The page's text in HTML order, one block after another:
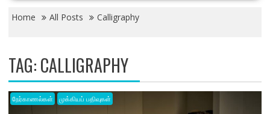
Home All Posts Calligraphy
TAG:CALLIGRAPHY
நேர்காணல்கள் முக்கியப் பதிவுகள்